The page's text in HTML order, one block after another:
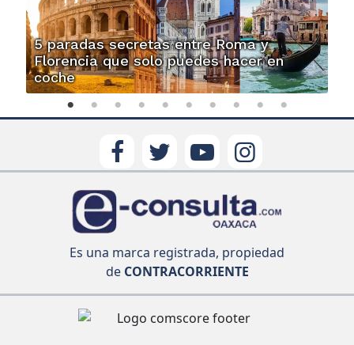
5 paradas secretas entre Roma y
Florencia que solo puedes hacer en
coche
Es una marca registrada, propiedad
deCONTRACORRIENTE